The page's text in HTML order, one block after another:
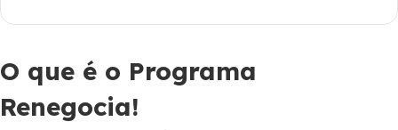
O que é o Programa
Renegocia!